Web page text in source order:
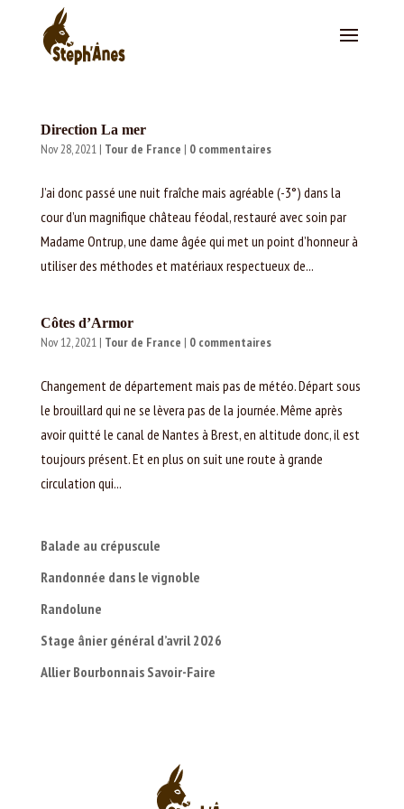
Direction La mer
Nov 28, 2021| Tour de France | 0 commentaires
J’ai donc passé une nuit fraîche mais agréable (-3°) dans la
cour d’un magnifique château féodal, restauré avec soin par
Madame Ontrup, une dame âgée qui met un point d’honneur à
utiliser des méthodes et matériaux respectueux de...
Côtes d’Armor
Nov 12, 2021| Tour de France | 0 commentaires
Changement de département mais pas de météo. Départ sous
le brouillard qui ne se lèvera pas de la journée. Même après
avoir quitté le canal de Nantes à Brest, en altitude donc, il est
toujours présent. Et en plus on suit une route à grande
circulation qui...
Balade au crépuscule
Randonnée dans le vignoble
Randolune
Stage ânier général d’avril 2026
Allier Bourbonnais Savoir-Faire